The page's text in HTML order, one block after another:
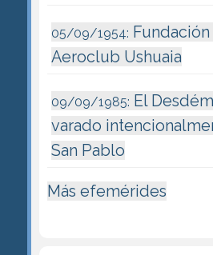
05/09/1954:
Aeroclub Ushuaia
09/09/1985: El
varado
San Pablo
Más efemérides